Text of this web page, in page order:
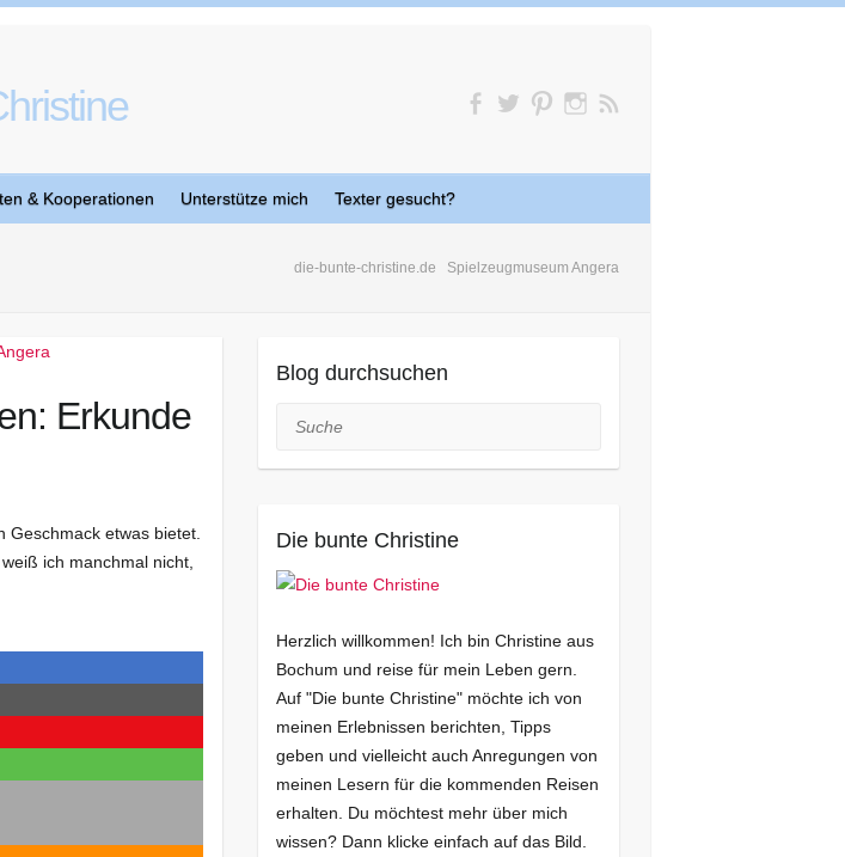
& Kooperationen Unterstütze mich Texter gesucht?
die-bunte-christine.de Spielzeugmuseum Angera
Erkunde
etwas bietet.
ich manchmal nicht,
Blog durchsuchen
Suche
Die bunte Christine
Herzlich willkommen! Ich bin Christine aus
Bochum und reise für mein Leben gern.
Auf "Die bunte Christine" möchte ich von
meinen Erlebnissen berichten, Tipps
geben und vielleicht auch Anregungen von
meinen Lesern für die kommenden Reisen
erhalten. Du möchtest mehr über mich
wissen? Dann klicke einfach auf das Bild.